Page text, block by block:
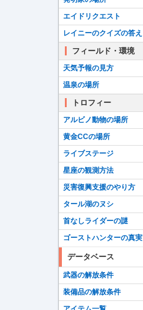
エイドリクエスト
レイニーのクイズの答え
フィールド・環境
天気予報の見方
温泉の場所
トロフィー
アルビノ動物の場所
黄金CCの場所
ライブステージ
星座の観測方法
災害復興支援のやり方
タール湖のヌシ
首なしライダーの謎
ゴーストハンターの真実
データベース
武器の解放条件
装備品の解放条件